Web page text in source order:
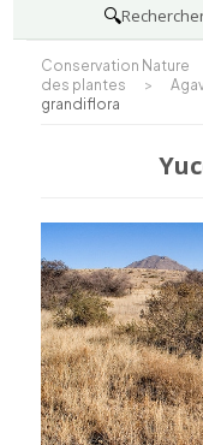
🔍
Conservation Nature
des plantes
>
grandiflora